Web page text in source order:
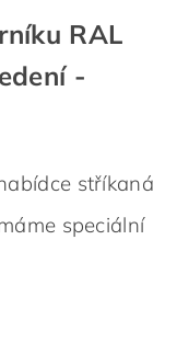
RAL
-
stříkaná
speciální